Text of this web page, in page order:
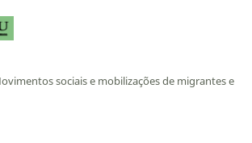
sociais e mobilizações de migrantes e